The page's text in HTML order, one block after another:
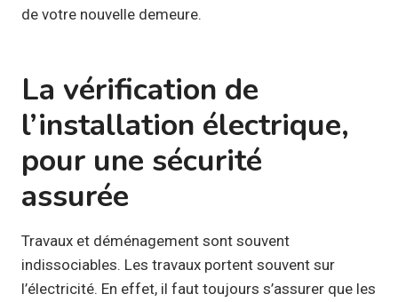
de votre nouvelle demeure.
La vérification de
l’installation électrique,
pour une sécurité
assurée
Travaux et déménagement sont souvent
indissociables. Les travaux portent souvent sur
l’électricité. En effet, il faut toujours s’assurer que les